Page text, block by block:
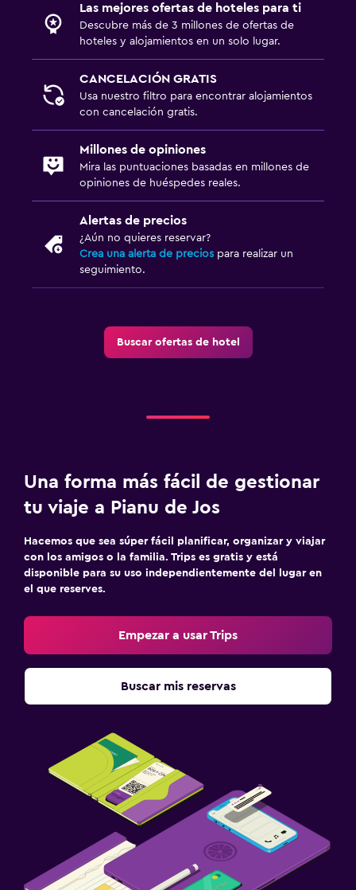
Las mejores ofertas de hoteles para ti
Descubre más de 3 millones de ofertas de
hoteles y alojamientos en un solo lugar.
CANCELACIÓN GRATIS
Usa nuestro filtro para encontrar alojamientos
con cancelación gratis.
Millones de opiniones
Mira las puntuaciones basadas en millones de
opiniones de huéspedes reales.
Alertas de precios
¿Aún no quieres reservar?
Crea una alerta de precios para realizar un
seguimiento.
Buscar ofertas de hotel
Una forma más fácil de gestionar
tu viaje a Pianu de Jos
Hacemos que sea súper fácil planificar, organizar y viajar
con los amigos o la familia. Trips es gratis y está
disponible para su uso independientemente del lugar en
el que reserves.
Empezar a usar Trips
Buscar mis reservas